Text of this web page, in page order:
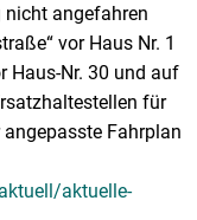
nicht angefahren
vor Haus Nr. 1
Haus-Nr. 30 und auf
für
Fahrplan
aktuelle-